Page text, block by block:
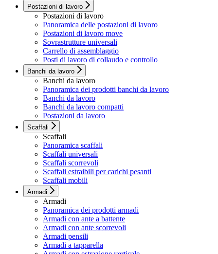
Postazioni di lavoro
Postazioni di lavoro
Panoramica delle postazioni di lavoro
Postazioni di lavoro move
Sovrastrutture universali
Carrello di assemblaggio
Posti di lavoro di collaudo e controllo
Banchi da lavoro
Banchi da lavoro
Panoramica dei prodotti banchi da lavoro
Banchi da lavoro
Banchi da lavoro compatti
Postazioni da lavoro
Scaffali
Scaffali
Panoramica scaffali
Scaffali universali
Scaffali scorrevoli
Scaffali estraibili per carichi pesanti
Scaffali mobili
Armadi
Armadi
Panoramica dei prodotti armadi
Armadi con ante a battente
Armadi con ante scorrevoli
Armadi pensili
Armadi a tapparella